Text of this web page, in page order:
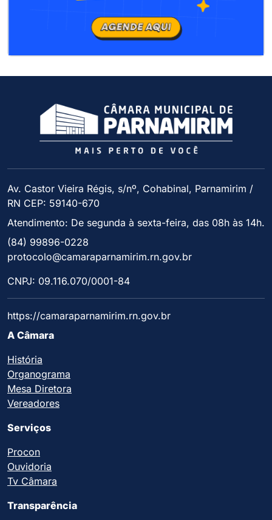
Av. Castor Vieira Régis, s/nº, Cohabinal, Parnamirim /
RN CEP: 59140-670
Atendimento: De segunda à sexta-feira, das 08h às 14h.
(84) 99896-0228
protocolo@camaraparnamirim.rn.gov.br
CNPJ: 09.116.070/0001-84
https://camaraparnamirim.rn.gov.br
A Câmara
História
Organograma
Mesa Diretora
Vereadores
Serviços
Procon
Ouvidoria
Tv Câmara
Transparência